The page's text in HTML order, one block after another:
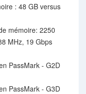
: 48 GB versus
mémoire: 2250
MHz, 19 Gbps
PassMark - G2D
PassMark - G3D